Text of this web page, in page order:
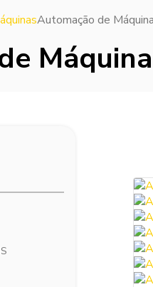
Automação de Máquina
Máquina